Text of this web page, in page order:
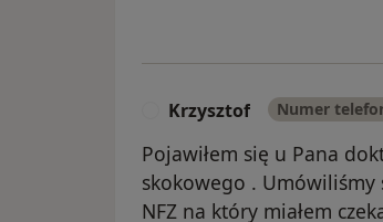
Krzysztof Numer
Pojawiłem się u Pana
skokowego . Umówiliśmy
NFZ na który miałem